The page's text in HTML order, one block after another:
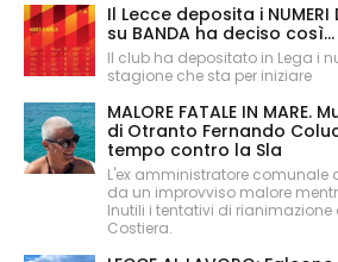
Il Lecce deposita i NUMERI
su BANDA ha deciso così...
Il club ha depositato in Lega i
stagione che sta per iniziare
MALORE FATALE IN
di Otranto Fernando
tempo contro la Sla
L'ex amministratore comunale
da un improvviso malore
Inutili i tentativi di rianimazione
Costiera.